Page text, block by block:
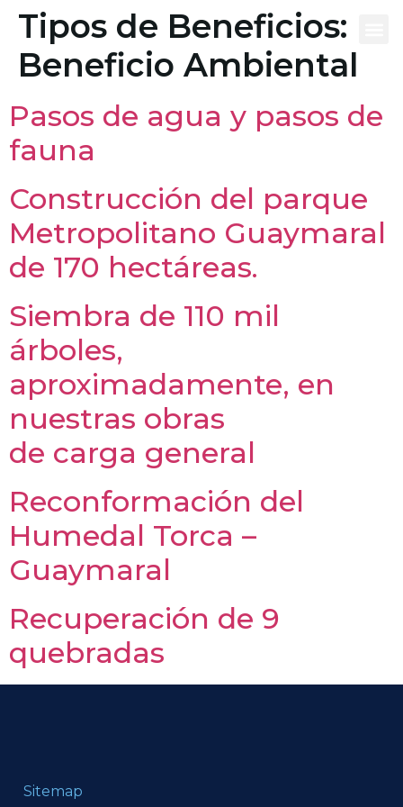
contenido
Tipos de Beneficios:
Beneficio Ambiental
Pasos de agua y pasos de
fauna
Construcción del parque
Metropolitano Guaymaral
de 170 hectáreas.
Siembra de 110 mil
árboles,
aproximadamente, en
nuestras obras
de carga general
Reconformación del
Humedal Torca –
Guaymaral
Recuperación de 9
quebradas
Sitemap